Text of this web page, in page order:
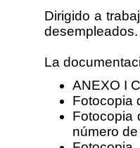
Dirigido a
desempleados.
La
ANEXO I
Fotocopia
Fotocopia
número